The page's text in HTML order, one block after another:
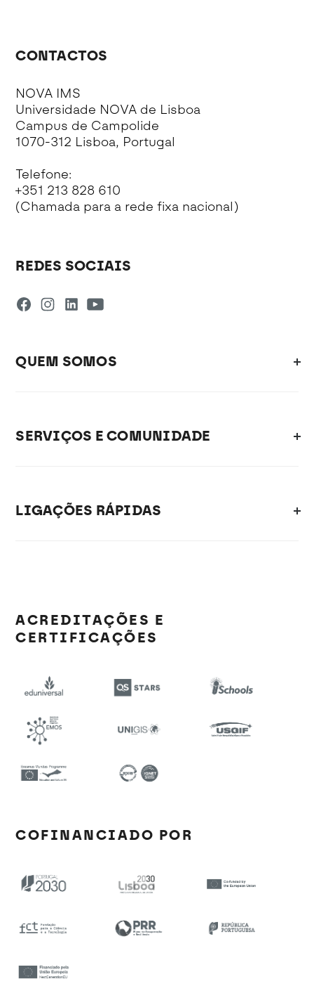
CONTACTOS
NOVA IMS
Universidade NOVA de Lisboa
Campus de Campolide
1070-312 Lisboa, Portugal
Telefone:
+351 213 828 610
(Chamada para a rede fixa nacional)
REDES SOCIAIS
QUEM SOMOS
SERVIÇOS E COMUNIDADE
LIGAÇÕES RÁPIDAS
ACREDITAÇÕES E
CERTIFICAÇÕES
COFINANCIADO POR